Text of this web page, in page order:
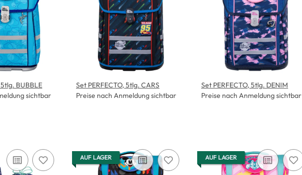
BUBBLE
sichtbar
Set PERFECTO, 5tlg. CARS
Preise nach Anmeldung sichtbar
Set PERFECTO, 5tlg. DENIM
Preise nach Anmeldung sichtbar
AUF LAGER AUF LAGER